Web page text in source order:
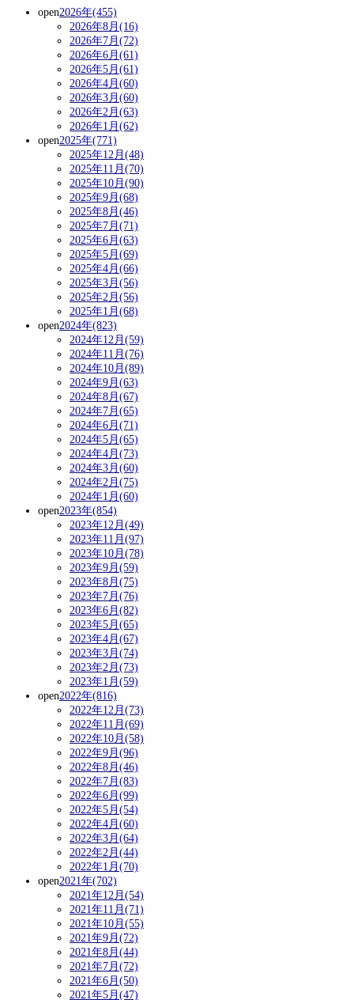
open2026年(455)
2026年8月(16)
2026年7月(72)
2026年6月(61)
2026年5月(61)
2026年4月(60)
2026年3月(60)
2026年2月(63)
2026年1月(62)
open2025年(771)
2025年12月(48)
2025年11月(70)
2025年10月(90)
2025年9月(68)
2025年8月(46)
2025年7月(71)
2025年6月(63)
2025年5月(69)
2025年4月(66)
2025年3月(56)
2025年2月(56)
2025年1月(68)
open2024年(823)
2024年12月(59)
2024年11月(76)
2024年10月(89)
2024年9月(63)
2024年8月(67)
2024年7月(65)
2024年6月(71)
2024年5月(65)
2024年4月(73)
2024年3月(60)
2024年2月(75)
2024年1月(60)
open2023年(854)
2023年12月(49)
2023年11月(97)
2023年10月(78)
2023年9月(59)
2023年8月(75)
2023年7月(76)
2023年6月(82)
2023年5月(65)
2023年4月(67)
2023年3月(74)
2023年2月(73)
2023年1月(59)
open2022年(816)
2022年12月(73)
2022年11月(69)
2022年10月(58)
2022年9月(96)
2022年8月(46)
2022年7月(83)
2022年6月(99)
2022年5月(54)
2022年4月(60)
2022年3月(64)
2022年2月(44)
2022年1月(70)
open2021年(702)
2021年12月(54)
2021年11月(71)
2021年10月(55)
2021年9月(72)
2021年8月(44)
2021年7月(72)
2021年6月(50)
2021年5月(47)